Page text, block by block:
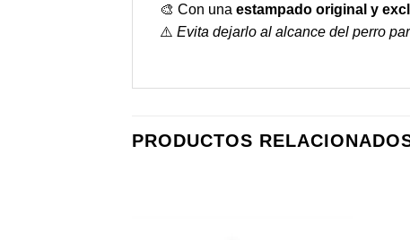
🎨 Con una estampado original y
⚠️ Evita dejarlo al alcance del perro
PRODUCTOS